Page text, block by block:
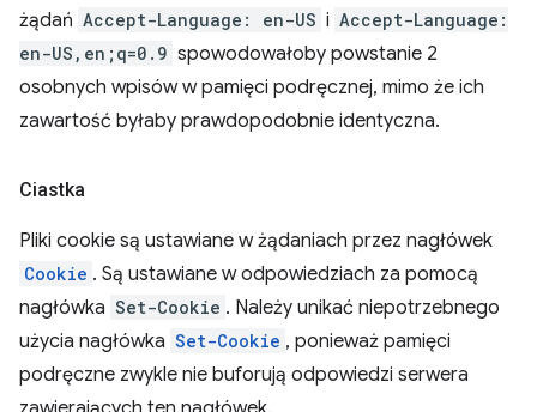
żądań Accept-Language: en-US i Accept-Language:
en-US,en;q=0.9 spowodowałoby powstanie 2
osobnych wpisów w pamięci podręcznej, mimo że ich
zawartość byłaby prawdopodobnie identyczna.
Ciastka
Pliki cookie są ustawiane w żądaniach przez nagłówek
Cookie . Są ustawiane w odpowiedziach za pomocą
nagłówka Set-Cookie . Należy unikać niepotrzebnego
użycia nagłówka Set-Cookie , ponieważ pamięci
podręczne zwykle nie buforują odpowiedzi serwera